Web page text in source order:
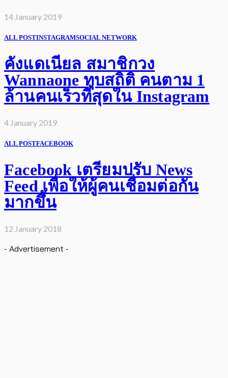
14 January 2019
ALL POSTINSTAGRAMSOCIAL NETWORK
คังแดเนียล สมาชิกวง
Wannaone ทุบสถิติ คนตาม 1
ล้านคนเร็วที่สุดใน Instagram
4 January 2019
ALL POSTFACEBOOK
Facebook เตรียมปรับ News
Feed เพื่อให้ผู้คนเชื่อมต่อกัน
มากขึ้น
12 January 2018
- Advertisement -